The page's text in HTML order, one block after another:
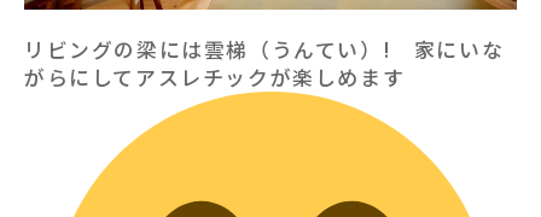
リビングの梁には雲梯（うんてい）! 家にいな
がらにしてアスレチックが楽しめます